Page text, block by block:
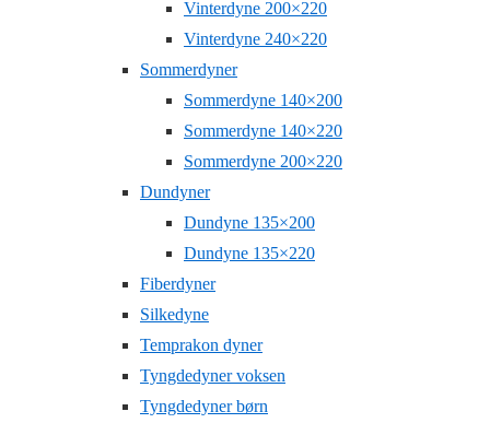
Vinterdyne 200×220
Vinterdyne 240×220
Sommerdyner
Sommerdyne 140×200
Sommerdyne 140×220
Sommerdyne 200×220
Dundyner
Dundyne 135×200
Dundyne 135×220
Fiberdyner
Silkedyne
Temprakon dyner
Tyngdedyner voksen
Tyngdedyner børn